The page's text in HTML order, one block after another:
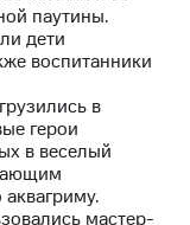
паутины.
дети
воспитанники
в
герои
в веселый
мастер-